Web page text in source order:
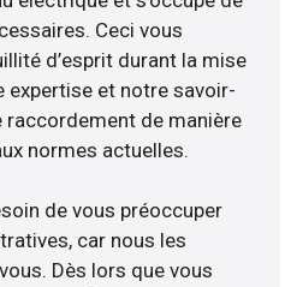
Ceci vous
d’esprit durant la mise
expertise et notre savoir-
de manière
normes actuelles.
de vous préoccuper
car nous les
Dès lors que vous